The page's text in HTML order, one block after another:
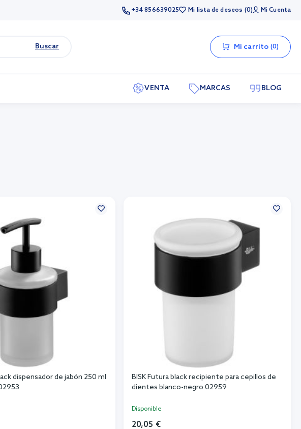
+34 856639025 Mi lista de deseos 0 Mi Cuenta
Buscar Mi carrito 0
VENTA MARCAS BLOG
dispensador de jabón 250 ml
BISK Futura black recipiente para cepillos de
dientes blanco-negro 02959
Disponible
20,05 €